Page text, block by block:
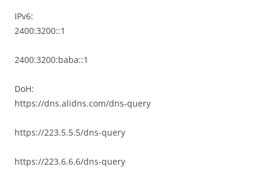
IPv6:
2400:3200::1
2400:3200:baba::1
DoH:
https://dns.alidns.com/dns-query
https://223.5.5.5/dns-query
https://223.6.6.6/dns-query